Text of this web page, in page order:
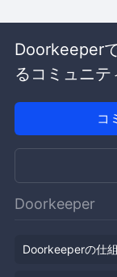
Doorkeeper
るコミュニテ
コ
Doorkeeper
Doorkeeperの仕